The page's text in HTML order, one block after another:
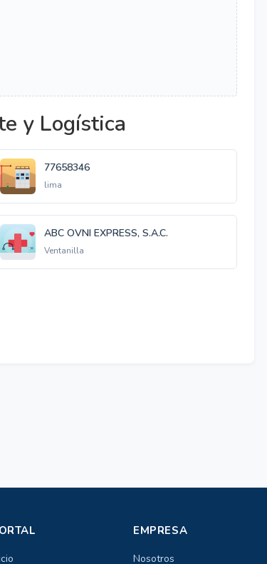
y Logística
77658346
lima
ABC OVNI EXPRESS, S.A.C.
Ventanilla
EMPRESA
Nosotros